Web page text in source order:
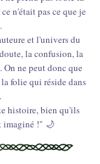
n'était pas ce que je
et l'univers du
la confusion, la
On ne peut donc que
folie qui réside dans
histoire, bien qu'ils
imaginé !" 🌙